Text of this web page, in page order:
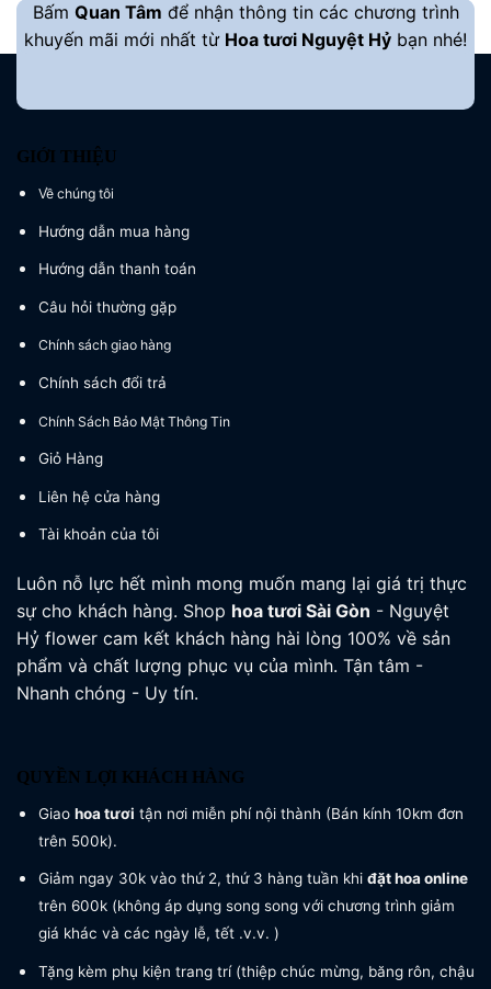
Bấm Quan Tâm để nhận thông tin các chương trình
khuyến mãi mới nhất từ Hoa tươi Nguyệt Hỷ bạn nhé!
GIỚI THIỆU
Về chúng tôi
Hướng dẫn mua hàng
Hướng dẫn thanh toán
Câu hỏi thường gặp
Chính sách giao hàng
Chính sách đổi trả
Chính Sách Bảo Mật Thông Tin
Giỏ Hàng
Liên hệ cửa hàng
Tài khoản của tôi
Luôn nỗ lực hết mình mong muốn mang lại giá trị thực
sự cho khách hàng. Shop hoa tươi Sài Gòn - Nguyệt
Hỷ flower cam kết khách hàng hài lòng 100% về sản
phẩm và chất lượng phục vụ của mình. Tận tâm -
Nhanh chóng - Uy tín.
QUYỀN LỢI KHÁCH HÀNG
Giao hoa tươi tận nơi miễn phí nội thành (Bán kính 10km đơn
trên 500k).
Giảm ngay 30k vào thứ 2, thứ 3 hàng tuần khi đặt hoa online
trên 600k (không áp dụng song song với chương trình giảm
giá khác và các ngày lễ, tết .v.v. )
Tặng kèm phụ kiện trang trí (thiệp chúc mừng, băng rôn, chậu